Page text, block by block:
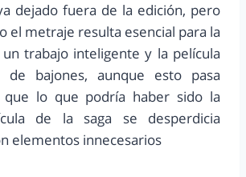
dejado fuera de la edición, pero
el metraje resulta esencial para la
un trabajo inteligente y la película
de bajones, aunque esto pasa
que lo que podría haber sido la
de la saga se desperdicia
elementos innecesarios